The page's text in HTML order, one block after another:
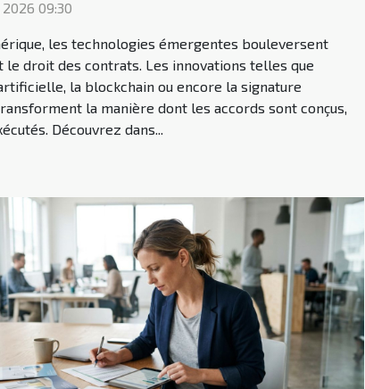
09:30
les technologies émergentes bouleversent
le droit des contrats. Les innovations telles que
la blockchain ou encore la signature
la manière dont les accords sont conçus,
Découvrez dans...